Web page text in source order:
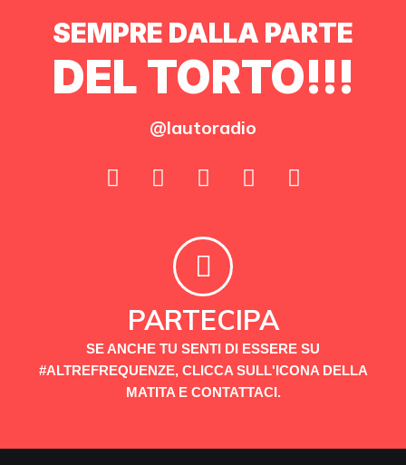
SEMPRE DALLA PARTE
DEL TORTO!!!
@lautoradio
PARTECIPA
SE ANCHE TU SENTI DI ESSERE SU
#ALTREFREQUENZE, CLICCA SULL'ICONA DELLA
MATITA E CONTATTACI.